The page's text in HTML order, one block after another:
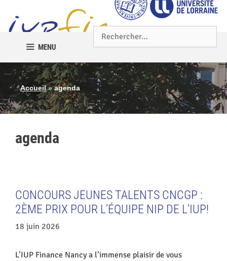
MENU
Accueil»agenda
agenda
CONCOURS JEUNES TALENTS CNCGP :
2ÈME PRIX POUR L’ÉQUIPE NIP DE L’IUP!
18 juin 2026
L’IUP Finance Nancy a l’immense plaisir de vous